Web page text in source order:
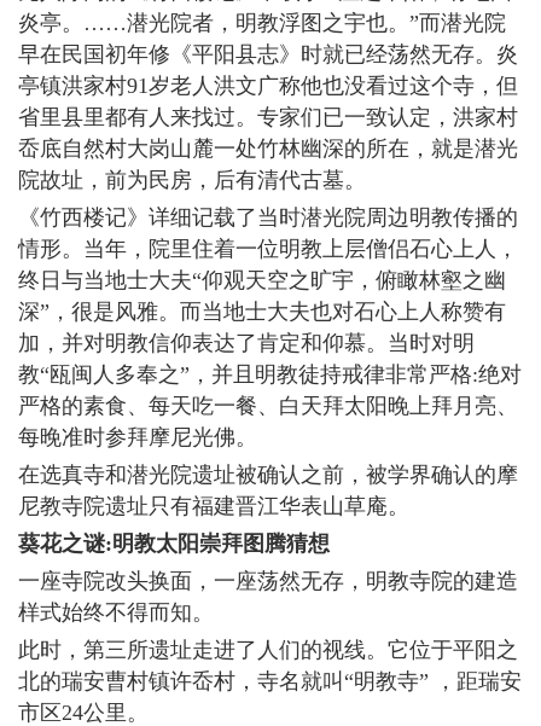
炎亭。……潜光院者，明教浮图之宇也。”而潜光院
早在民国初年修《平阳县志》时就已经荡然无存。炎
亭镇洪家村91岁老人洪文广称他也没看过这个寺，但
省里县里都有人来找过。专家们已一致认定，洪家村
岙底自然村大岗山麓一处竹林幽深的所在，就是潜光
院故址，前为民房，后有清代古墓。
《竹西楼记》详细记载了当时潜光院周边明教传播的
情形。当年，院里住着一位明教上层僧侣石心上人，
终日与当地士大夫“仰观天空之旷宇，俯瞰林壑之幽
深”，很是风雅。而当地士大夫也对石心上人称赞有
加，并对明教信仰表达了肯定和仰慕。当时对明
教“瓯闽人多奉之”，并且明教徒持戒律非常严格:绝对
严格的素食、每天吃一餐、白天拜太阳晚上拜月亮、
每晚准时参拜摩尼光佛。
在选真寺和潜光院遗址被确认之前，被学界确认的摩
尼教寺院遗址只有福建晋江华表山草庵。
葵花之谜:明教太阳崇拜图腾猜想
一座寺院改头换面，一座荡然无存，明教寺院的建造
样式始终不得而知。
此时，第三所遗址走进了人们的视线。它位于平阳之
北的瑞安曹村镇许岙村，寺名就叫“明教寺” ，距瑞安
市区24公里。